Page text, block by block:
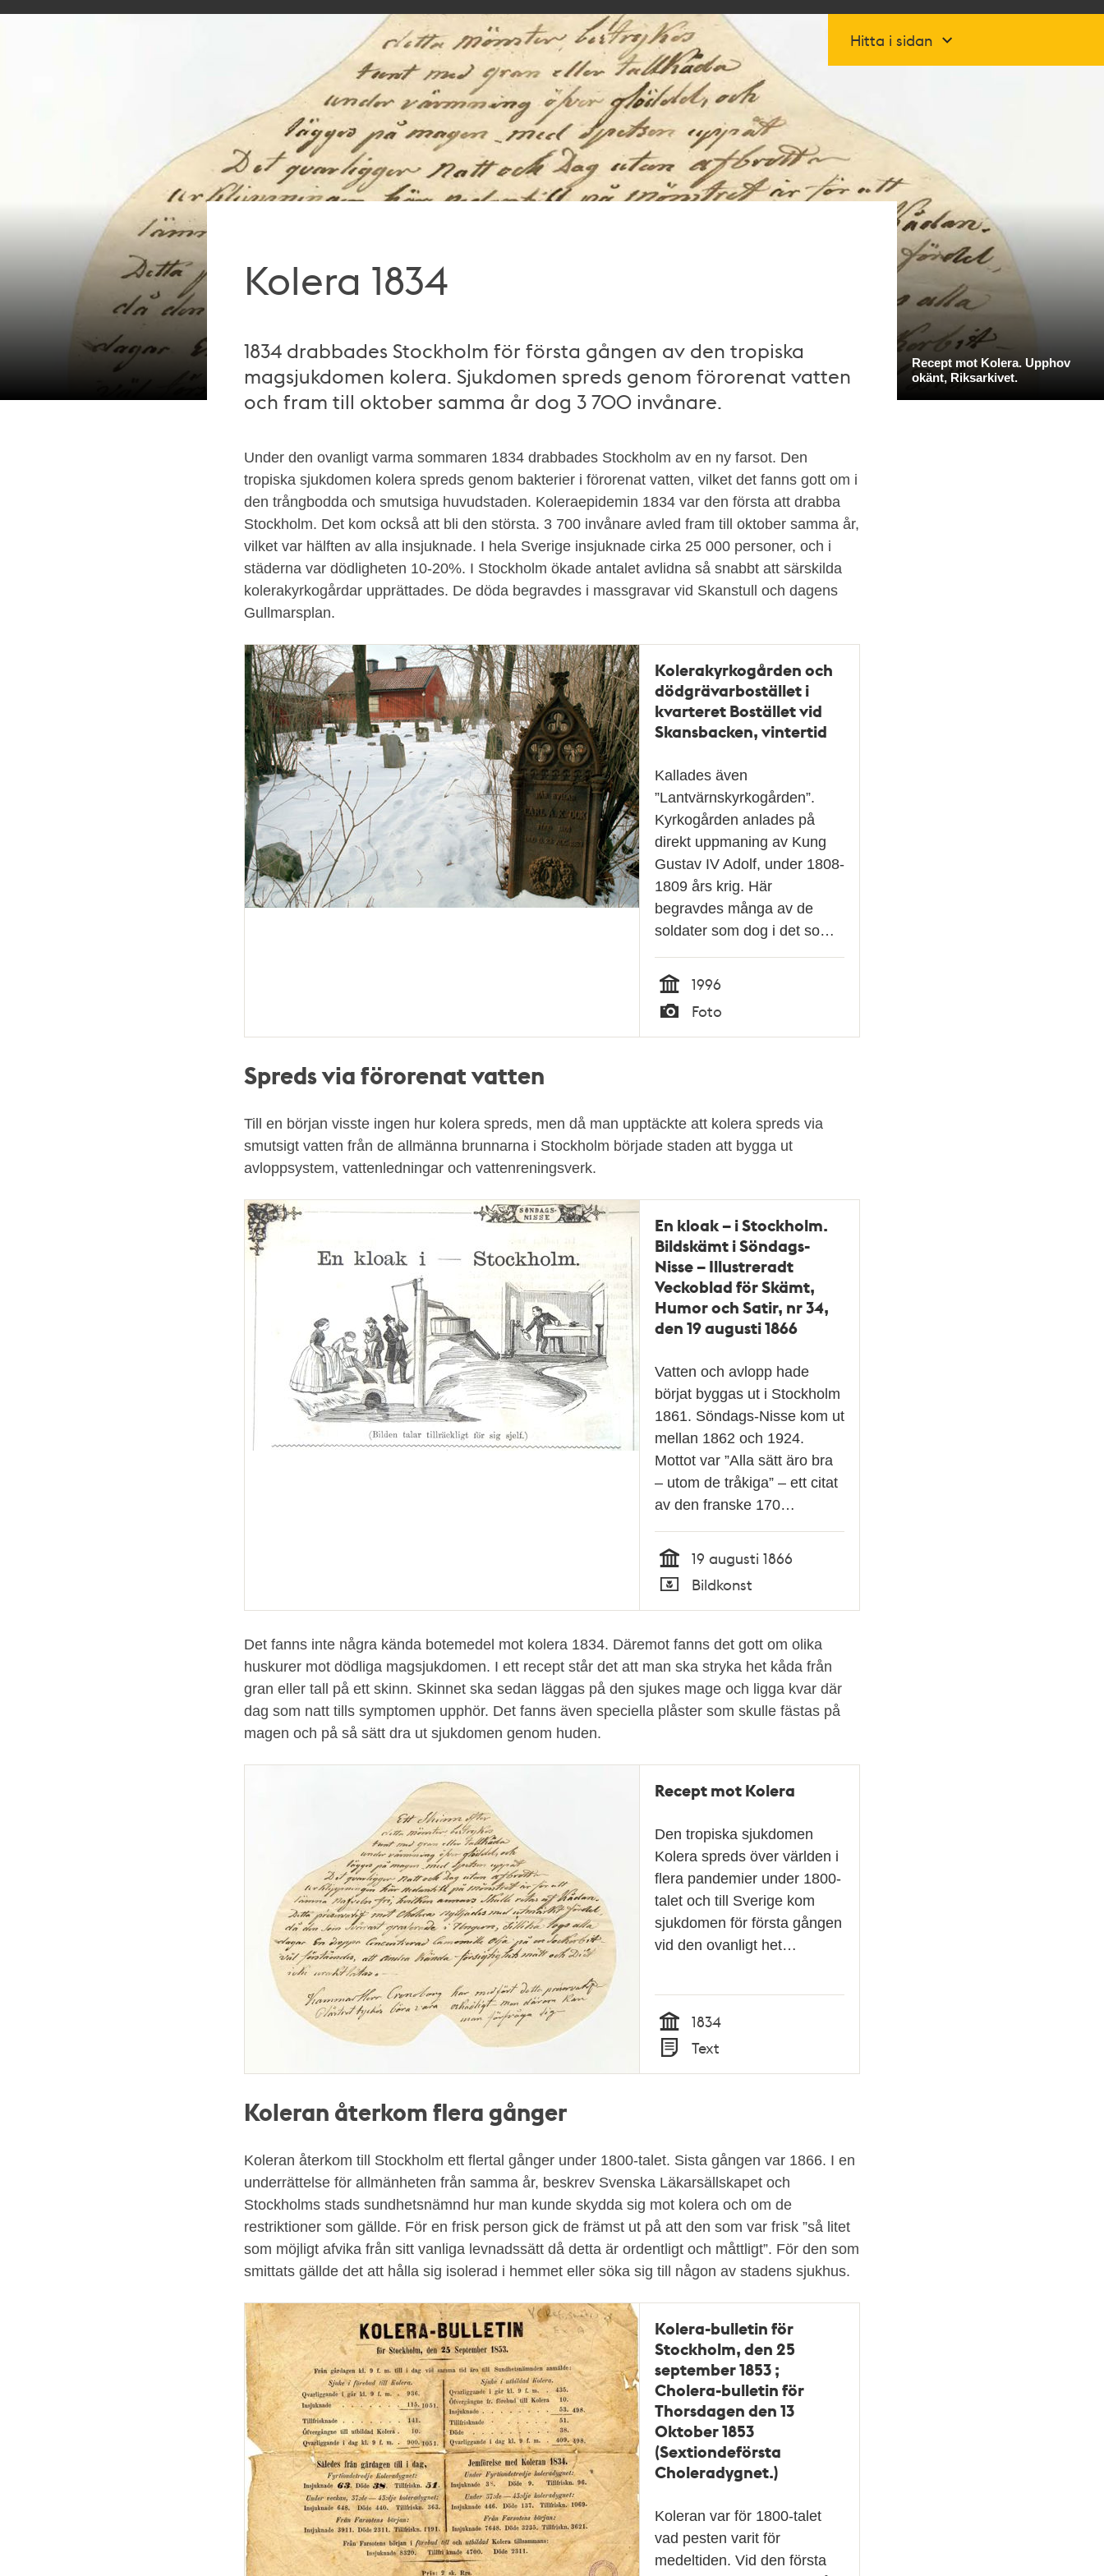
Hitta i sidan
Kolera 1834
1834 drabbades Stockholm för första gången av den tropiska
magsjukdomen kolera. Sjukdomen spreds genom förorenat vatten
och fram till oktober samma år dog 3 700 invånare.
Under den ovanligt varma sommaren 1834 drabbades Stockholm av en ny farsot. Den
tropiska sjukdomen kolera spreds genom bakterier i förorenat vatten, vilket det fanns gott om i
den trångbodda och smutsiga huvudstaden. Koleraepidemin 1834 var den första att drabba
Stockholm. Det kom också att bli den största. 3 700 invånare avled fram till oktober samma år,
vilket var hälften av alla insjuknade. I hela Sverige insjuknade cirka 25 000 personer, och i
städerna var dödligheten 10-20%. I Stockholm ökade antalet avlidna så snabbt att särskilda
kolerakyrkogårdar upprättades. De döda begravdes i massgravar vid Skanstull och dagens
Gullmarsplan.
Kolerakyrkogården och
dödgrävarbostället i
kvarteret Bostället vid
Skansbacken, vintertid
Kallades även
”Lantvärnskyrkogården”.
Kyrkogården anlades på
direkt uppmaning av Kung
Gustav IV Adolf, under 1808-
1809 års krig. Här
begravdes många av de
soldater som dog i det so…
Tid
1996
Typ
Foto
Spreds via förorenat vatten
Till en början visste ingen hur kolera spreds, men då man upptäckte att kolera spreds via
smutsigt vatten från de allmänna brunnarna i Stockholm började staden att bygga ut
avloppsystem, vattenledningar och vattenreningsverk.
En kloak – i Stockholm.
Bildskämt i Söndags-
Nisse – Illustreradt
Veckoblad för Skämt,
Humor och Satir, nr 34,
den 19 augusti 1866
Vatten och avlopp hade
börjat byggas ut i Stockholm
1861. Söndags-Nisse kom ut
mellan 1862 och 1924.
Mottot var ”Alla sätt äro bra
– utom de tråkiga” – ett citat
av den franske 170…
Tid
19 augusti 1866
Typ
Bildkonst
Det fanns inte några kända botemedel mot kolera 1834. Däremot fanns det gott om olika
huskurer mot dödliga magsjukdomen. I ett recept står det att man ska stryka het kåda från
gran eller tall på ett skinn. Skinnet ska sedan läggas på den sjukes mage och ligga kvar där
dag som natt tills symptomen upphör. Det fanns även speciella plåster som skulle fästas på
magen och på så sätt dra ut sjukdomen genom huden.
Recept mot Kolera
Den tropiska sjukdomen
Kolera spreds över världen i
flera pandemier under 1800-
talet och till Sverige kom
sjukdomen för första gången
vid den ovanligt het…
Tid
1834
Typ
Text
Koleran återkom flera gånger
Koleran återkom till Stockholm ett flertal gånger under 1800-talet. Sista gången var 1866. I en
underrättelse för allmänheten från samma år, beskrev Svenska Läkarsällskapet och
Stockholms stads sundhetsnämnd hur man kunde skydda sig mot kolera och om de
restriktioner som gällde. För en frisk person gick de främst ut på att den som var frisk ”så litet
som möjligt afvika från sitt vanliga levnadssätt då detta är ordentligt och måttligt”. För den som
smittats gällde det att hålla sig isolerad i hemmet eller söka sig till någon av stadens sjukhus.
Kolera-bulletin för
Stockholm, den 25
september 1853 ;
Cholera-bulletin för
Thorsdagen den 13
Oktober 1853
(Sextiondeförsta
Choleradygnet.)
Koleran var för 1800-talet
vad pesten varit för
medeltiden. Vid den första